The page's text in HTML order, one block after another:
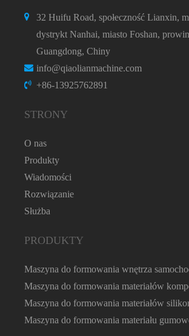
32 Huifu Road, społeczność Lianxin,
dystrykt Nanhai, miasto Foshan,
Guangdong, Chiny
info@qiaolianmachine.com
+86-13925762891
STRONY
O nas
Produkty
Wiadomości
Rozwiązanie
Służba
PRODUKTY
Maszyna do formowania wnętrza
Maszyna do formowania materiałów
Maszyna do formowania materiałów
Maszyna do formowania materiału